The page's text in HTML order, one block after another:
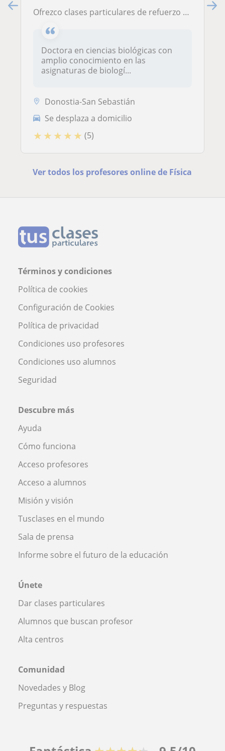
Ofrezco clases particulares de refuerzo en Física, Química, Estadística, Biología e Inglés
Doctora en ciencias biológicas con
amplio conocimiento en las
asignaturas de biologí...
Donostia-San Sebastián
Se desplaza a domicilio
★ ★ ★ ★ ★ (5)
Ver todos los profesores online de Física
Términos y condiciones
Política de cookies
Configuración de Cookies
Política de privacidad
Condiciones uso profesores
Condiciones uso alumnos
Seguridad
Descubre más
Ayuda
Cómo funciona
Acceso profesores
Acceso a alumnos
Misión y visión
Tusclases en el mundo
Sala de prensa
Informe sobre el futuro de la educación
Únete
Dar clases particulares
Alumnos que buscan profesor
Alta centros
Comunidad
Novedades y Blog
Preguntas y respuestas